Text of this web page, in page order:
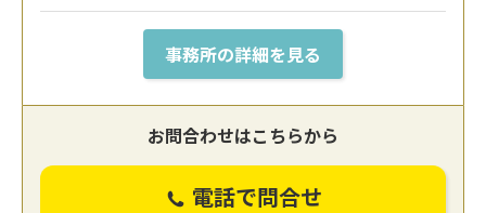
事務所の詳細を見る
お問合わせはこちらから
電話で問合せ